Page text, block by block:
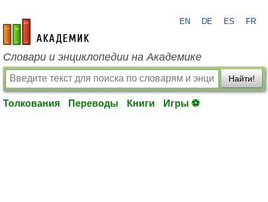
academic.ru
EN DE ES FR
Словари и энциклопедии на Академике
Найти!
Толкования Переводы Книги Игры ⚽